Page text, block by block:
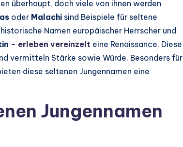
überhaupt, doch viele von ihnen werden
oder Malachi sind Beispiele für seltene
Namen europäischer Herrscher und
– erleben vereinzelt eine Renaissance. Diese
vermitteln Stärke sowie Würde. Besonders für
diese seltenen Jungennamen eine
Jungennamen